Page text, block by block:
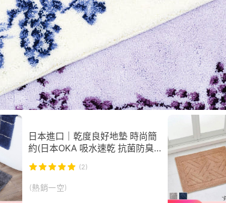
日本進口｜乾度良好地墊 時尚簡
約(日本OKA 吸水速乾 抗菌防臭
浴室地墊/ 防滑地墊/臥室地墊 乾
度良好腳踏墊)
(2)
(熱銷一空)